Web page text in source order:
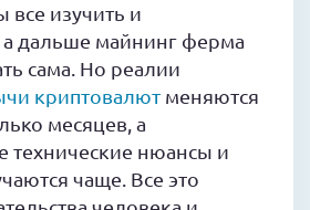
изучить и
а дальше майнинг ферма
сама. Но реалии
криптовалют меняются
месяцев, а
технические нюансы и
чаще. Все это